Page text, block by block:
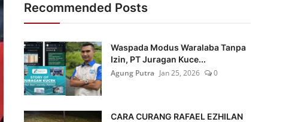
Recommended Posts
Waspada Modus Waralaba Tanpa
Izin, PT Juragan Kuce...
Agung Putra Jan 25, 2026 0
CARA CURANG RAFAEL EZHILAN